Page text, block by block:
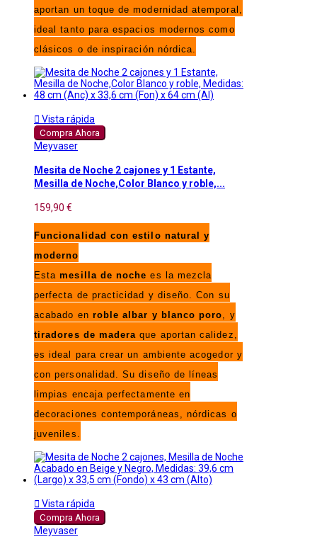
aportan un toque de modernidad atemporal,
ideal tanto para espacios modernos como
clásicos o de inspiración nórdica.
 Vista rápida
Compra Ahora
Meyvaser
Mesita de Noche 2 cajones y 1 Estante,
Mesilla de Noche,Color Blanco y roble,...
159,90 €
Funcionalidad con estilo natural y
moderno
Estamesilla de noche es la mezcla
perfecta de practicidad y diseño. Con su
acabado en roble albar y blanco poro , y
tiradores de madera que aportan calidez,
es ideal para crear un ambiente acogedor y
con personalidad. Su diseño de líneas
limpias encaja perfectamente en
decoraciones contemporáneas, nórdicas o
juveniles.
 Vista rápida
Compra Ahora
Meyvaser